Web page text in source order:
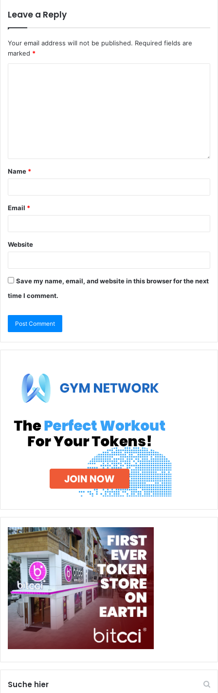
Leave a Reply
Your email address will not be published. Required fields are
marked *
Name *
Email *
Website
Save my name, email, and website in this browser for the next
time I comment.
Suche hier